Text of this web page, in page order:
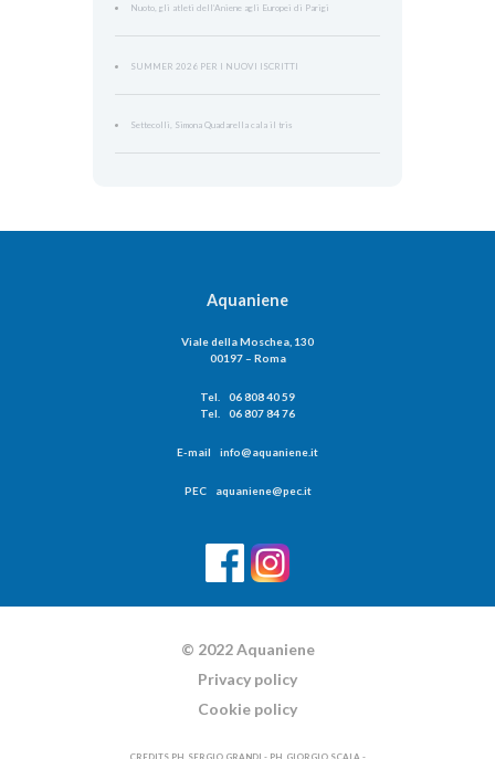
Nuoto, gli atleti dell’Aniene agli Europei di Parigi
SUMMER 2026 PER I NUOVI ISCRITTI
Settecolli, Simona Quadarella cala il tris
Aquaniene
Viale della Moschea, 130
00197 – Roma
Tel. 06 808 40 59
Tel. 06 807 84 76
E-mail info@aquaniene.it
PEC aquaniene@pec.it
© 2022 Aquaniene
Privacy policy
Cookie policy
CREDITS PH. SERGIO GRANDI - PH. GIORGIO SCALA -